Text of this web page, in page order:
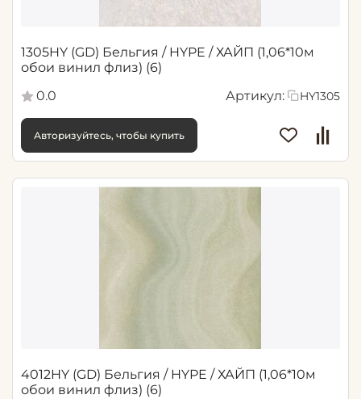
1305HY (GD) Бельгия / HYPE / ХАЙП (1,06*10м
обои винил флиз) (6)
0.0
Артикул: HY1305
Авторизуйтесь, чтобы купить
4012HY (GD) Бельгия / HYPE / ХАЙП (1,06*10м
обои винил флиз) (6)